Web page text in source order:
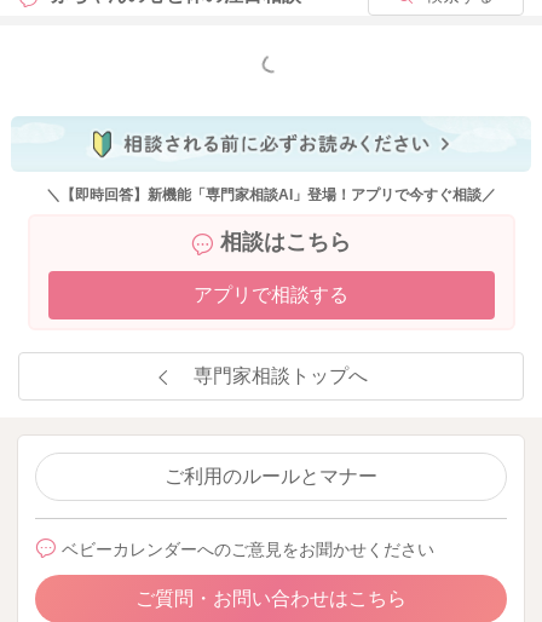
もっと見る
＼【即時回答】新機能「専門家相談AI」登場！アプリで今すぐ相談／
相談はこちら
アプリで相談する
専門家相談トップへ
ご利用のルールとマナー
ベビーカレンダーへのご意見をお聞かせください
ご質問・お問い合わせはこちら